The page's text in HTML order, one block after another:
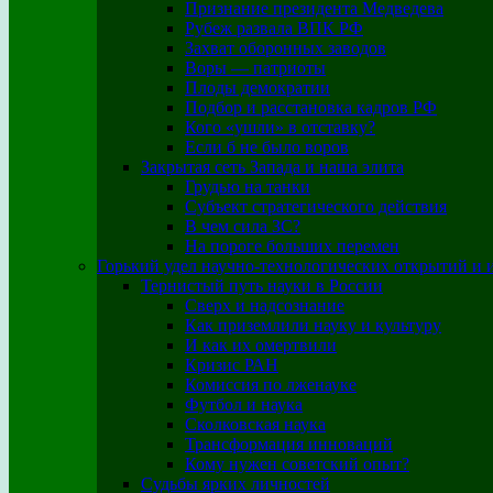
Признание президента Медведева
Рубеж развала ВПК РФ
Захват оборонных заводов
Воры — патриоты
Плоды демократии
Подбор и расстановка кадров РФ
Кого «ушли» в отставку?
Если б не было воров
Закрытая сеть Запада и наша элита
Грудью на танки
Субъект стратегического действия
В чем сила ЗС?
На пороге больших перемен
Горький удел научно-технологических открытий и
Тернистый путь науки в России
Сверх и надсознание
Как приземлили науку и культуру
И как их омертвили
Кризис РАН
Комиссия по лженауке
Футбол и наука
Сколковская наука
Трансформация инноваций
Кому нужен советский опыт?
Судьбы ярких личностей